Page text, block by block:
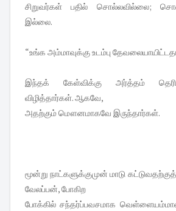
சிறுவர்கள் பதில் சொல்லவில்லை;
இல்லை.
“உங்க அம்மாவுக்கு உடம்பு
இந்தக் கேள்விக்கு அர்த்தம்
விழித்தார்கள். ஆகவே,
அதற்கும் மௌனமாகவே இருந்தார்கள்.
மூன்று நாட்களுக்குமுன் மாடு
வேலப்பன், போகிற
போக்கில் சந்தர்ப்பவசமாக